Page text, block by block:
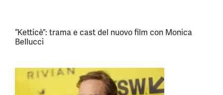
“Ketticè”: trama e cast del nuovo film con Monica
Bellucci